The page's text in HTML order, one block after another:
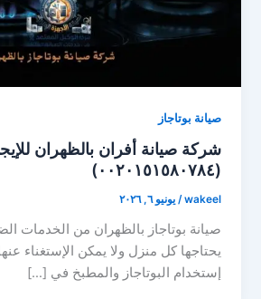
صيانة بوتاجاز
شركة صيانة أفران بالظهران
(٠٠٢٠١٥١٥٨٠٧٨٤)
wakeel
/يونيو ٦, ٢٠٢٦
صيانة بوتاجاز بالظهران من الخدمات
يحتاجها كل منزل ولا يمكن الإستغناء
إستخدام البوتاجاز والمطبخ في […]